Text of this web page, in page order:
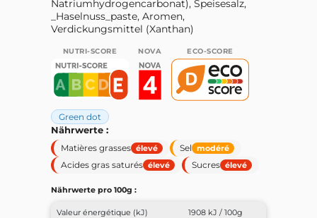
Natriumhydrogencarbonat), Speisesalz,
_Haselnuss_paste, Aromen,
Verdickungsmittel (Xanthan)
NUTRI-SCORE NOVA ECO-SCORE
Green dot
Nährwerte :
Matières grasses élevé Sel modéré
Acides gras saturés élevé Sucres élevé
Nährwerte pro 100g :
Valeur énergétique (kJ) 1908 kJ / 100g